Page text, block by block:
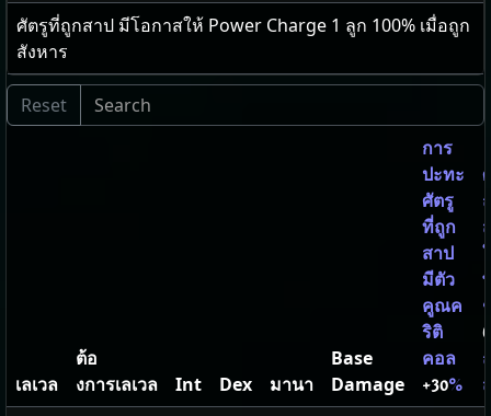
ศัตรูที่ถูกสาป มีโอกาสให้ Power Charge 1 ลูก 100% เมื่อถูก
สังหาร
เลเวล
ต้อ
งการเลเวล
Int Dex มานา
Base
Damage
การ
ปะทะ
ศัตรู
ที่ถูก
สาป
มีตัว
คูณค
ริติ
คอล
+30%